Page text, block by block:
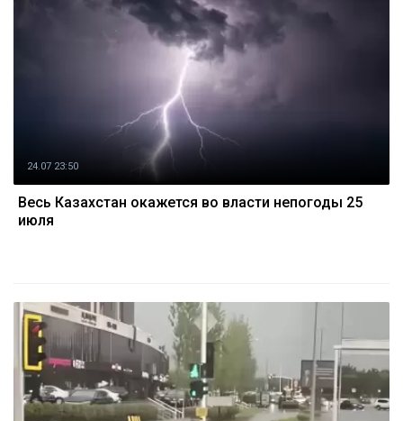
24.07 23:50
Весь Казахстан окажется во власти непогоды 25
июля